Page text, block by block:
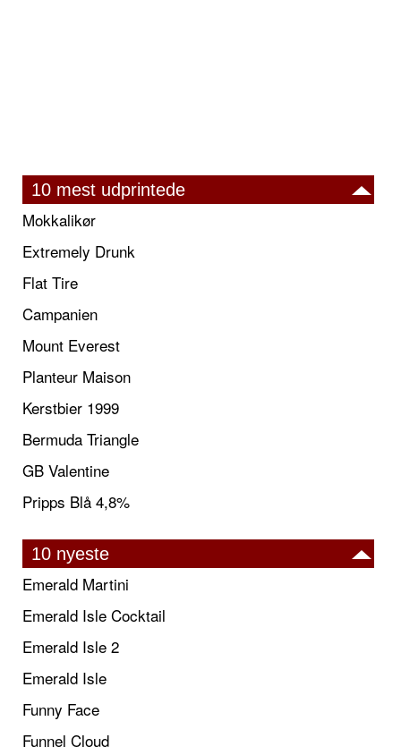
10 mest udprintede
Mokkalikør
Extremely Drunk
Flat Tire
Campanien
Mount Everest
Planteur Maison
Kerstbier 1999
Bermuda Triangle
GB Valentine
Pripps Blå 4,8%
10 nyeste
Emerald Martini
Emerald Isle Cocktail
Emerald Isle 2
Emerald Isle
Funny Face
Funnel Cloud